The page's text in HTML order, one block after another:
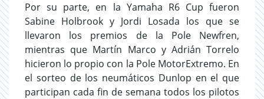
Por su parte, en la Yamaha R6 Cup fueron
Sabine Holbrook y Jordi Losada los que se
llevaron los premios de la Pole Newfren,
mientras que Martín Marco y Adrián Torrelo
hicieron lo propio con la Pole MotorExtremo. En
el sorteo de los neumáticos Dunlop en el que
participan cada fin de semana todos los pilotos